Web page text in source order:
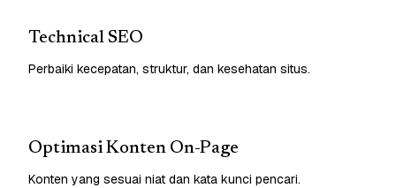
Technical SEO
Perbaiki kecepatan, struktur, dan kesehatan situs.
Optimasi Konten On-Page
Konten yang sesuai niat dan kata kunci pencari.